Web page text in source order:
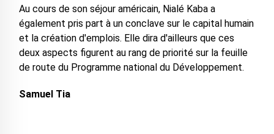
Au cours de son séjour américain, Nialé Kaba a
également pris part à un conclave sur le capital humain
et la création d'emplois. Elle dira d'ailleurs que ces
deux aspects figurent au rang de priorité sur la feuille
de route du Programme national du Développement.
Samuel Tia